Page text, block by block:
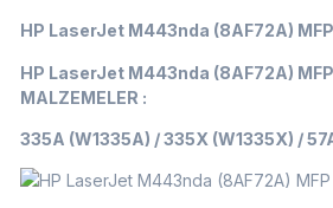
HP LaserJet M443nda (8AF72A)
HP LaserJet M443nda (8AF72A)
MALZEMELER :
335A (W1335A) / 335X (W1335X) /